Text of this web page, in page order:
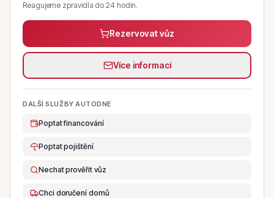
Reagujeme zpravidla do 24 hodin.
Rezervovat vůz
Více informací
DALŠÍ SLUŽBY AUTODNE
Poptat financování
Poptat pojištění
Nechat prověřit vůz
Chci doručení domů